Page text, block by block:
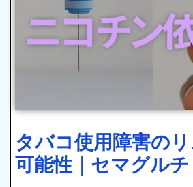
タバコ使用障害の
可能性｜セマグルチ